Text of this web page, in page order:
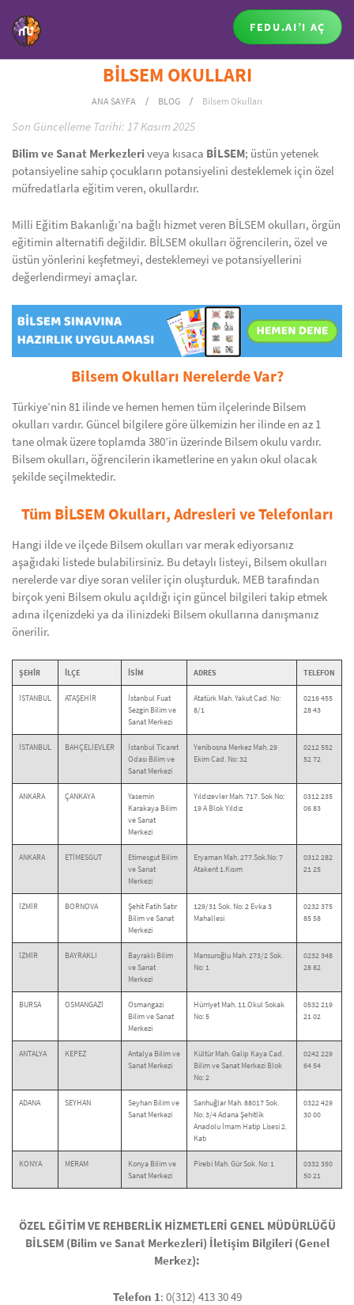
FEDU.AI’I AÇ
BİLSEM OKULLARI
ANA SAYFA / BLOG / Bilsem Okulları
Son Güncelleme Tarihi: 17 Kasım 2025
Bilim ve Sanat Merkezleriveya kısaca BİLSEM; üstün yetenek
potansiyeline sahip çocukların potansiyelini desteklemek için özel
müfredatlarla eğitim veren, okullardır.
Milli Eğitim Bakanlığı’na bağlı hizmet veren BİLSEM okulları, örgün
eğitimin alternatifi değildir. BİLSEM okulları öğrencilerin, özel ve
üstün yönlerini keşfetmeyi, desteklemeyi ve potansiyellerini
değerlendirmeyi amaçlar.
Bilsem Okulları Nerelerde Var?
Türkiye’nin 81 ilinde ve hemen hemen tüm ilçelerinde Bilsem
okulları vardır. Güncel bilgilere göre ülkemizin her ilinde en az 1
tane olmak üzere toplamda 380’in üzerinde Bilsem okulu vardır.
Bilsem okulları, öğrencilerin ikametlerine en yakın okul olacak
şekilde seçilmektedir.
Tüm BİLSEM Okulları, Adresleri ve Telefonları
Hangi ilde ve ilçede Bilsem okulları var merak ediyorsanız
aşağıdaki listede bulabilirsiniz. Bu detaylı listeyi, Bilsem okulları
nerelerde var diye soran veliler için oluşturduk. MEB tarafından
birçok yeni Bilsem okulu açıldığı için güncel bilgileri takip etmek
adına ilçenizdeki ya da ilinizdeki Bilsem okullarına danışmanız
önerilir.
ŞEHİR İLÇE İSİM ADRES TELEFON
İSTANBUL ATAŞEHİR
İstanbul Fuat
Sezgin Bilim ve
Sanat Merkezi
Atatürk Mah. Yakut Cad. No:
8/1
0216 455
28 43
İSTANBUL BAHÇELİEVLER
İstanbul Ticaret
Odası Bilim ve
Sanat Merkezi
Yenibosna Merkez Mah. 29
Ekim Cad. No: 32
0212 552
52 72
ANKARA ÇANKAYA
Yasemin
Karakaya Bilim
ve Sanat
Merkezi
Yıldızevler Mah. 717. Sok No:
19 A Blok Yıldız
0312 235
06 83
ANKARA ETİMESGUT
Etimesgut Bilim
ve Sanat
Merkezi
Eryaman Mah. 277.Sok.No: 7
Atakent 1.Kısım
0312 282
21 25
İZMİR BORNOVA
Şehit Fatih Satır
Bilim ve Sanat
Merkezi
129/31 Sok. No: 2 Evka 3
Mahallesi
0232 375
85 58
İZMİR BAYRAKLI
Bayraklı Bilim
ve Sanat
Merkezi
Mansuroğlu Mah. 273/2 Sok.
No: 1
0232 348
28 82
BURSA OSMANGAZİ
Osmangazi
Bilim ve Sanat
Merkezi
Hürriyet Mah. 11.Okul Sokak
No: 5
0532 219
21 02
ANTALYA KEPEZ
Antalya Bilim ve
Sanat Merkezi
Kültür Mah. Galip Kaya Cad.
Bilim ve Sanat Merkezi Blok
No: 2
0242 229
64 54
ADANA SEYHAN
Seyhan Bilim ve
Sanat Merkezi
Sarıhuğlar Mah. 88017 Sok.
No: 3/4 Adana Şehitlik
Anadolu İmam Hatip Lisesi 2.
Katı
0322 429
30 00
KONYA MERAM
Konya Bilim ve
Sanat Merkezi
Pirebi Mah. Gür Sok. No: 1
0332 350
50 21
ÖZEL EĞİTİM VE REHBERLİK HİZMETLERİ GENEL MÜDÜRLÜĞÜ
BİLSEM (Bilim ve Sanat Merkezleri) İletişim Bilgileri (Genel
Merkez):
Telefon 1: 0(312) 413 30 49